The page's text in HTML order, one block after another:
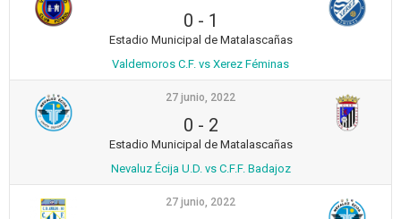
0 - 1
Estadio Municipal de Matalascañas
Valdemoros C.F. vs Xerez Féminas
27 junio, 2022
0 - 2
Estadio Municipal de Matalascañas
Nevaluz Écija U.D. vs C.F.F. Badajoz
27 junio, 2022